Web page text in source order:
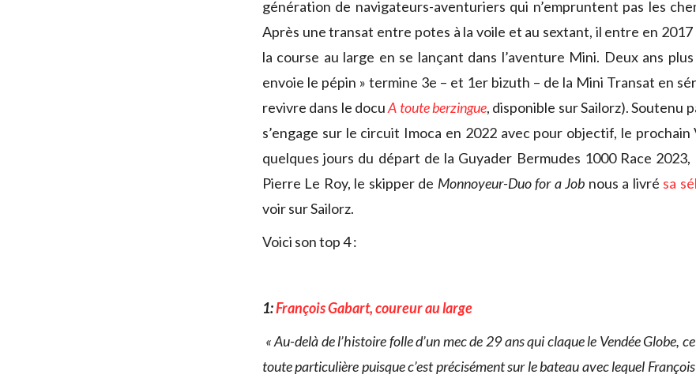
génération de navigateurs-aventuriers qui n’empruntent pas les
Après une transat entre potes à la voile et au sextant, il entre en 2017
la course au large en se lançant dans l’aventure Mini. Deux ans
envoie le pépin » termine 3e – et 1er bizuth – de la Mini Transat en
revivre dans le docuA toute berzingue, disponible sur Sailorz). Soutenu
s’engage sur le circuit Imoca en 2022 avec pour objectif, le prochain
quelques jours du départ de la Guyader Bermudes 1000 Race 2023,
Pierre Le Roy, le skipper de Monnoyeur-Duo for a Job nous a livré sa
voir sur Sailorz.
Voici son top 4 :
1:François Gabart, coureur au large
« Au-delà de l’histoire folle d’un mec de 29 ans qui claque le Vendée Globe,
toute particulière puisque c’est précisément sur le bateau avec lequel